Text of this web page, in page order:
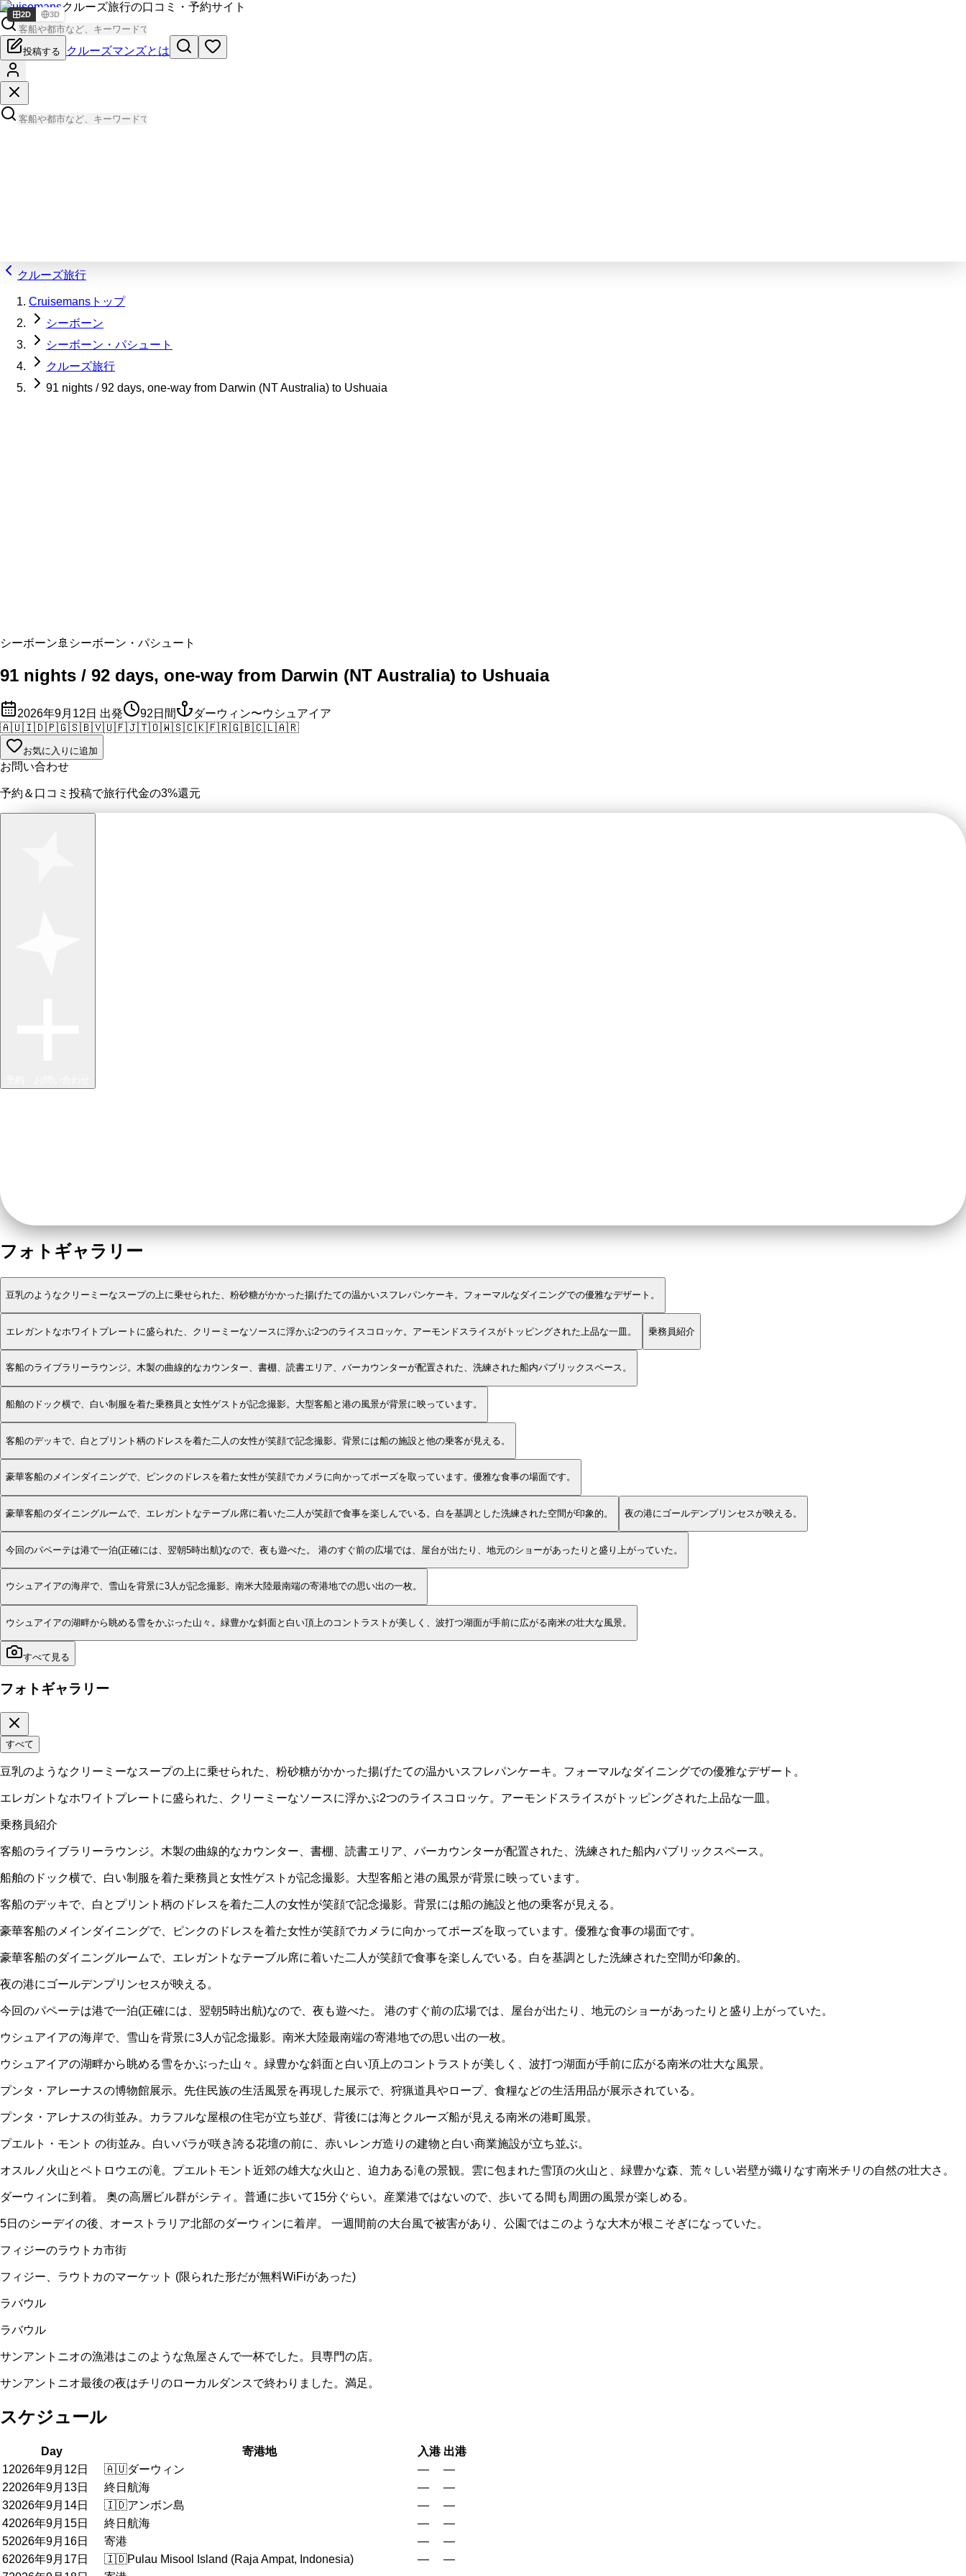
Cruisemansクルーズ旅行の口コミ・予約サイト
投稿する クルーズマンズとは
クルーズ旅行
Cruisemansトップ
シーボーン
シーボーン・パシュート
クルーズ旅行
91 nights / 92 days, one-way from Darwin (NT Australia) to Ushuaia
2D 3D
シーボーン 🚢 シーボーン・パシュート
91 nights / 92 days, one-way from Darwin (NT Australia) to Ushuaia
2026年9月12日 出発 92 日間
ダーウィン〜ウシュアイア
🇦🇺🇮🇩🇵🇬🇸🇧🇻🇺🇫🇯🇹🇴🇼🇸🇨🇰🇫🇷🇬🇧🇨🇱🇦🇷
お気に入りに追加
お問い合わせ
予約＆口コミ投稿で旅行代金の3%還元
フォトギャラリー
豆乳のようなクリーミーなスープの上に乗せられた、粉砂糖がかかった揚げたての温かいスフレパンケーキ。フォーマルなダイニングでの優雅なデザート。
エレガントなホワイトプレートに盛られた、クリーミーなソースに浮かぶ2つのライスコロッケ。アーモンドスライスがトッピングされた上品な一皿。 乗務員紹介
客船のライブラリーラウンジ。木製の曲線的なカウンター、書棚、読書エリア、バーカウンターが配置された、洗練された船内パブリックスペース。
船舶のドック横で、白い制服を着た乗務員と女性ゲストが記念撮影。大型客船と港の風景が背景に映っています。
客船のデッキで、白とプリント柄のドレスを着た二人の女性が笑顔で記念撮影。背景には船の施設と他の乗客が見える。
豪華客船のメインダイニングで、ピンクのドレスを着た女性が笑顔でカメラに向かってポーズを取っています。優雅な食事の場面です。
豪華客船のダイニングルームで、エレガントなテーブル席に着いた二人が笑顔で食事を楽しんでいる。白を基調とした洗練された空間が印象的。 夜の港にゴールデンプリンセスが映える。
今回のパペーテは港で一泊(正確には、翌朝5時出航)なので、夜も遊べた。 港のすぐ前の広場では、屋台が出たり、地元のショーがあったりと盛り上がっていた。
ウシュアイアの海岸で、雪山を背景に3人が記念撮影。南米大陸最南端の寄港地での思い出の一枚。
ウシュアイアの湖畔から眺める雪をかぶった山々。緑豊かな斜面と白い頂上のコントラストが美しく、波打つ湖面が手前に広がる南米の壮大な風景。
すべて見る
フォトギャラリー
すべて
豆乳のようなクリーミーなスープの上に乗せられた、粉砂糖がかかった揚げたての温かいスフレパンケーキ。フォーマルなダイニングでの優雅なデザート。
エレガントなホワイトプレートに盛られた、クリーミーなソースに浮かぶ2つのライスコロッケ。アーモンドスライスがトッピングされた上品な一皿。
乗務員紹介
客船のライブラリーラウンジ。木製の曲線的なカウンター、書棚、読書エリア、バーカウンターが配置された、洗練された船内パブリックスペース。
船舶のドック横で、白い制服を着た乗務員と女性ゲストが記念撮影。大型客船と港の風景が背景に映っています。
客船のデッキで、白とプリント柄のドレスを着た二人の女性が笑顔で記念撮影。背景には船の施設と他の乗客が見える。
豪華客船のメインダイニングで、ピンクのドレスを着た女性が笑顔でカメラに向かってポーズを取っています。優雅な食事の場面です。
豪華客船のダイニングルームで、エレガントなテーブル席に着いた二人が笑顔で食事を楽しんでいる。白を基調とした洗練された空間が印象的。
夜の港にゴールデンプリンセスが映える。
今回のパペーテは港で一泊(正確には、翌朝5時出航)なので、夜も遊べた。 港のすぐ前の広場では、屋台が出たり、地元のショーがあったりと盛り上がっていた。
ウシュアイアの海岸で、雪山を背景に3人が記念撮影。南米大陸最南端の寄港地での思い出の一枚。
ウシュアイアの湖畔から眺める雪をかぶった山々。緑豊かな斜面と白い頂上のコントラストが美しく、波打つ湖面が手前に広がる南米の壮大な風景。
プンタ・アレーナスの博物館展示。先住民族の生活風景を再現した展示で、狩猟道具やロープ、食糧などの生活用品が展示されている。
プンタ・アレナスの街並み。カラフルな屋根の住宅が立ち並び、背後には海とクルーズ船が見える南米の港町風景。
プエルト・モント の街並み。白いバラが咲き誇る花壇の前に、赤いレンガ造りの建物と白い商業施設が立ち並ぶ。
オスルノ火山とペトロウエの滝。プエルトモント近郊の雄大な火山と、迫力ある滝の景観。雲に包まれた雪頂の火山と、緑豊かな森、荒々しい岩壁が織りなす南米チリの自然の壮大さ。
ダーウィンに到着。 奥の高層ビル群がシティ。普通に歩いて15分ぐらい。産業港ではないので、歩いてる間も周囲の風景が楽しめる。
5日のシーデイの後、オーストラリア北部のダーウィンに着岸。 一週間前の大台風で被害があり、公園ではこのような大木が根こそぎになっていた。
フィジーのラウトカ市街
フィジー、ラウトカのマーケット (限られた形だが無料WiFiがあった)
ラバウル
ラバウル
サンアントニオの漁港はこのような魚屋さんで一杯でした。貝専門の店。
サンアントニオ最後の夜はチリのローカルダンスで終わりました。満足。
スケジュール
Day 寄港地 入港 出港
12026年9月12日 🇦🇺ダーウィン —
—
22026年9月13日 終日航海 —
—
32026年9月14日 🇮🇩アンボン島 —
—
42026年9月15日 終日航海 —
—
52026年9月16日 寄港 —
—
62026年9月17日 🇮🇩Pulau Misool Island (Raja Ampat, Indonesia) —
—